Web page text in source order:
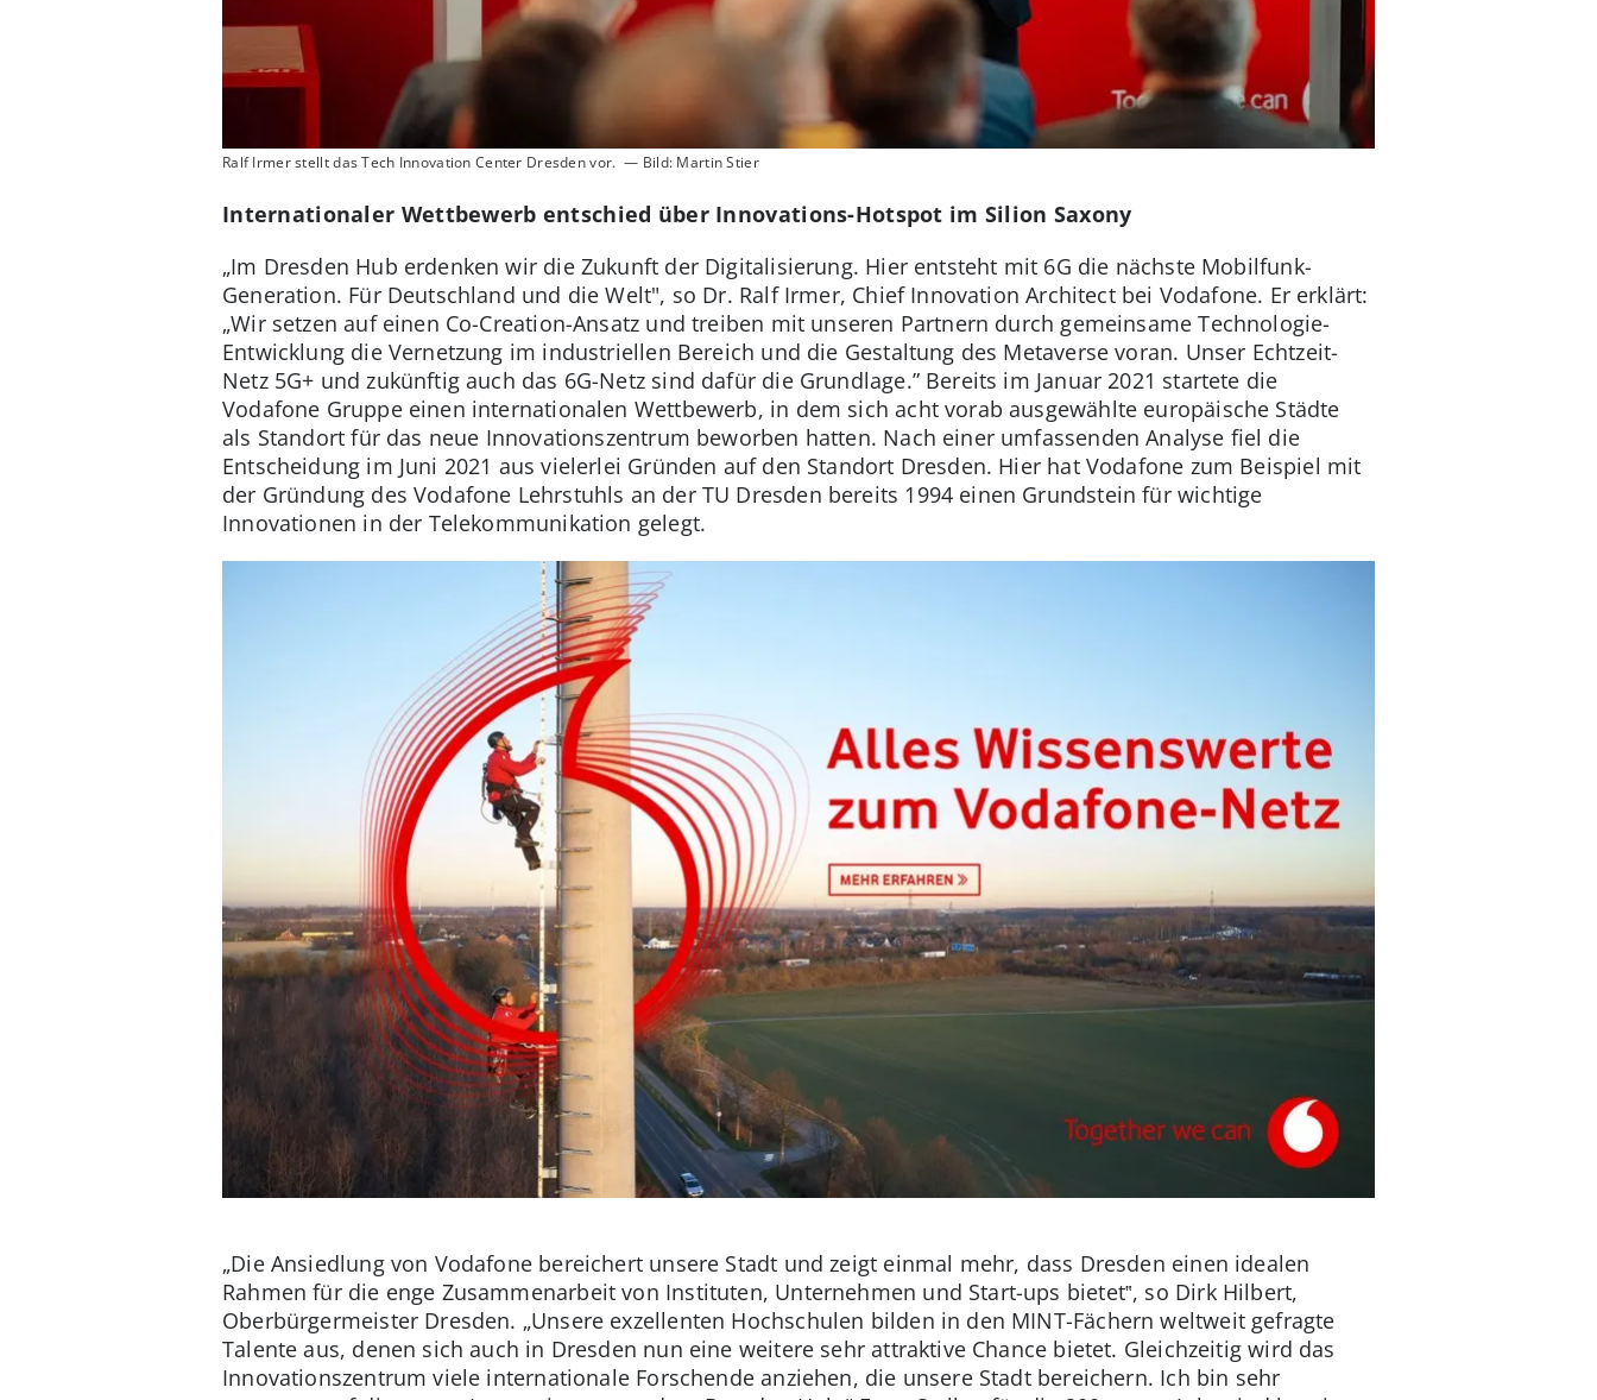
Ralf Irmer stellt das Tech Innovation Center Dresden vor. — Bild: Martin Stier
Internationaler Wettbewerb entschied über Innovations-Hotspot im Silion Saxony
„Im Dresden Hub erdenken wir die Zukunft der Digitalisierung. Hier entsteht mit 6G die nächste Mobilfunk-
Generation. Für Deutschland und die Welt", so Dr. Ralf Irmer, Chief Innovation Architect bei Vodafone. Er erklärt:
„Wir setzen auf einen Co-Creation-Ansatz und treiben mit unseren Partnern durch gemeinsame Technologie-
Entwicklung die Vernetzung im industriellen Bereich und die Gestaltung des Metaverse voran. Unser Echtzeit-
Netz 5G+ und zukünftig auch das 6G-Netz sind dafür die Grundlage.” Bereits im Januar 2021 startete die
Vodafone Gruppe einen internationalen Wettbewerb, in dem sich acht vorab ausgewählte europäische Städte
als Standort für das neue Innovationszentrum beworben hatten. Nach einer umfassenden Analyse fiel die
Entscheidung im Juni 2021 aus vielerlei Gründen auf den Standort Dresden. Hier hat Vodafone zum Beispiel mit
der Gründung des Vodafone Lehrstuhls an der TU Dresden bereits 1994 einen Grundstein für wichtige
Innovationen in der Telekommunikation gelegt.
„Die Ansiedlung von Vodafone bereichert unsere Stadt und zeigt einmal mehr, dass Dresden einen idealen
Rahmen für die enge Zusammenarbeit von Instituten, Unternehmen und Start-ups bietet‟, so Dirk Hilbert,
Oberbürgermeister Dresden. „Unsere exzellenten Hochschulen bilden in den MINT-Fächern weltweit gefragte
Talente aus, denen sich auch in Dresden nun eine weitere sehr attraktive Chance bietet. Gleichzeitig wird das
Innovationszentrum viele internationale Forschende anziehen, die unsere Stadt bereichern. Ich bin sehr